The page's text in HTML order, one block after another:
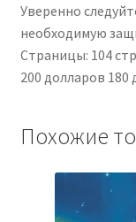
Уверенно
необходимую
Страницы: 104
200 долларов 180
Похожие